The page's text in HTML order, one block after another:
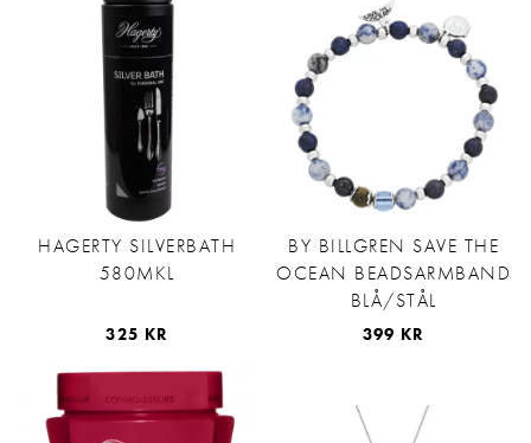
HAGERTY SILVERBATH
580MKL
325 KR
BY BILLGREN SAVE THE
OCEAN BEADSARMBAND
BLÅ/STÅL
399 KR